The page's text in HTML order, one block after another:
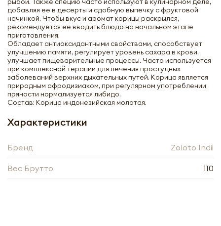
добавляя ее в десерты и сдобную выпечку с фруктовой
начинкой. Чтобы вкус и аромат корицы раскрылся,
рекомендуется ее вводить блюдо на начальном этапе
приготовления.
Обладает антиоксидантными свойствами, способствует
улучшению памяти, регулирует уровень сахара в крови,
улучшает пищеварительные процессы. Часто используется
при комплексной терапии для лечения простудных
заболеваний верхних дыхательных путей. Корица является
природным афродизиаком, при регулярном употреблении
пряности нормализуется либидо.
Состав: Корица индонезийская молотая.
Характеристики
Бренд Zoloto Indii
Вес Брутто 110